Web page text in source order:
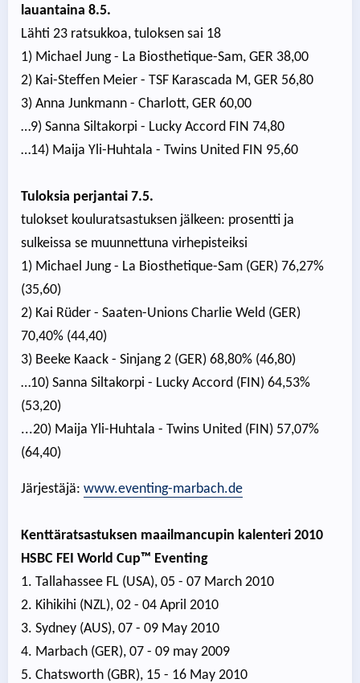
lauantaina 8.5.
Lähti 23 ratsukkoa, tuloksen sai 18
1) Michael Jung - La Biosthetique-Sam, GER 38,00
2) Kai-Steffen Meier - TSF Karascada M, GER 56,80
3) Anna Junkmann - Charlott, GER 60,00
…9) Sanna Siltakorpi - Lucky Accord FIN 74,80
…14) Maija Yli-Huhtala - Twins United FIN 95,60
Tuloksia perjantai 7.5.
tulokset kouluratsastuksen jälkeen: prosentti ja
sulkeissa se muunnettuna virhepisteiksi
1) Michael Jung - La Biosthetique-Sam (GER) 76,27%
(35,60)
2) Kai Rüder - Saaten-Unions Charlie Weld (GER)
70,40% (44,40)
3) Beeke Kaack - Sinjang 2 (GER) 68,80% (46,80)
…10) Sanna Siltakorpi - Lucky Accord (FIN) 64,53%
(53,20)
...20) Maija Yli-Huhtala - Twins United (FIN) 57,07%
(64,40)
Järjestäjä: www.eventing-marbach.de
Kenttäratsastuksen maailmancupin kalenteri 2010
HSBC FEI World Cup™ Eventing
1. Tallahassee FL (USA), 05 - 07 March 2010
2. Kihikihi (NZL), 02 - 04 April 2010
3. Sydney (AUS), 07 - 09 May 2010
4. Marbach (GER), 07 - 09 may 2009
5. Chatsworth (GBR), 15 - 16 May 2010